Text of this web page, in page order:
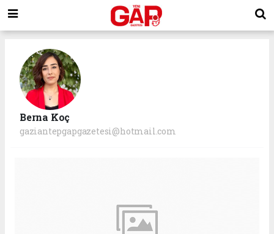
Berna Koç
gaziantepgapgazetesi@hotmail.com